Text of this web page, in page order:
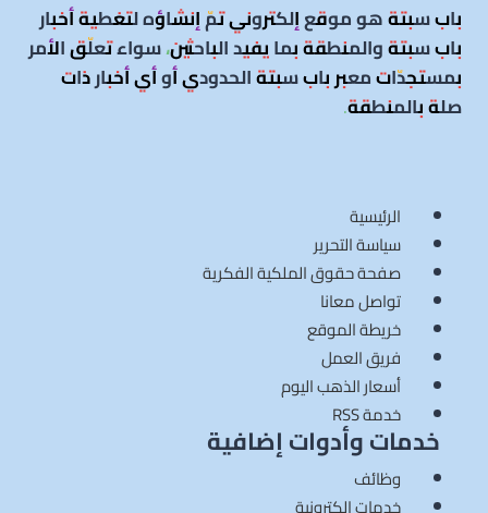
باب سبتة هو موقع إلكتروني تمّ إنشاؤه لتغطية أخبار
باب سبتة والمنطقة بما يفيد الباحثين، سواء تعلّق الأمر
بمستجدّات معبر باب سبتة الحدودي أو أي أخبار ذات
صلة بالمنطقة.
الرئيسية
سياسة التحرير
صفحة حقوق الملكية الفكرية
تواصل معانا
خريطة الموقع
فريق العمل
أسعار الذهب اليوم
خدمة RSS
خدمات وأدوات إضافية
وظائف